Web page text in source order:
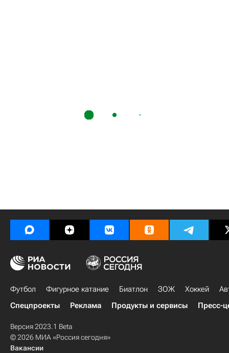
Футбол Фигурное катание Биатлон ЗОЖ Хоккей
Спецпроекты
Реклама Продукты и сервисы Пресс-
Версия 2023.1 Beta
© 2026 МИА «Россия сегодня»
Вакансии